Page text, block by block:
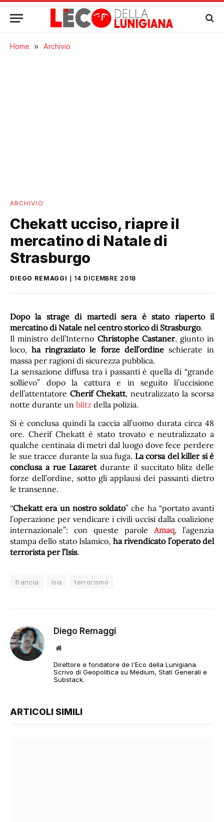
Home » Archivio
ARCHIVIO
Chekatt ucciso, riapre il
mercatino di Natale di
Strasburgo
DIEGO REMAGGI 14 DICEMBRE 2018
Dopo la strage di martedì sera è stato riaperto il
mercatino di Natale nel centro storico di Strasburgo.
Il ministro dell’Interno Christophe Castaner, giunto in
loco, ha ringraziato le forze dell’ordineschierate in
massa per ragioni di sicurezza pubblica.
La sensazione diffusa tra i passanti è quella di “grande
sollievo” dopo la cattura e in seguito lì’uccisione
dell’attentatore Cherif Chekatt, neutralizzato la scorsa
notte durante un blitz della polizia.
Si è conclusa quindi la caccia all’uomo durata circa 48
ore. Cherif Chekatt è stato trovato e neutralizzato a
qualche centinaia di metri dal luogo dove fece perdere
le sue tracce durante la sua fuga. La corsa del killer si è
conclusa a rue Lazaretdurante il succitato blitz delle
forze dell’ordine, sotto gli applausi dei passanti dietro
le transenne.
“Chekatt era un nostro soldato” che ha “portato avanti
l’operazione per vendicare i civili uccisi dalla coalizione
internazionale”: con queste parole Amaq, l’agenzia
stampa dello stato Islamico, ha rivendicato l’operato del
terrorista per l’Isis.
francia Isis terrorismo
Diego Remaggi
Sito
Direttore e fondatore de l'Eco della Lunigiana.
Scrivo di Geopolitica su Medium, Stati Generali e
Substack.
ARTICOLI SIMILI